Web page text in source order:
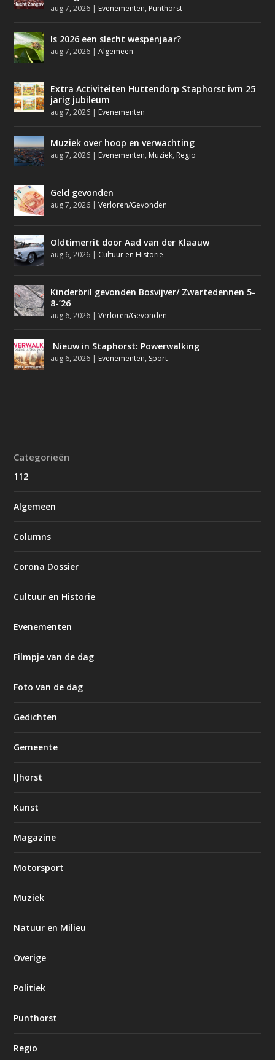
aug 7, 2026 | Evenementen, Punthorst
Is 2026 een slecht wespenjaar?
aug 7, 2026 |Algemeen
Extra Activiteiten Huttendorp Staphorst ivm 25
jarig jubileum
aug 7, 2026 | Evenementen
Muziek over hoop en verwachting
aug 7, 2026 | Evenementen, Muziek, Regio
Geld gevonden
aug 7, 2026 |Verloren/Gevonden
Oldtimerrit door Aad van der Klaauw
aug 6, 2026 | Cultuur en Historie
Kinderbril gevonden Bosvijver/ Zwartedennen 5-
8-’26
aug 6, 2026 |Verloren/Gevonden
Nieuw in Staphorst: Powerwalking
aug 6, 2026 | Evenementen, Sport
Categorieën
112
Algemeen
Columns
Corona Dossier
Cultuur en Historie
Evenementen
Filmpje van de dag
Foto van de dag
Gedichten
Gemeente
IJhorst
Kunst
Magazine
Motorsport
Muziek
Natuur en Milieu
Overige
Politiek
Punthorst
Regio